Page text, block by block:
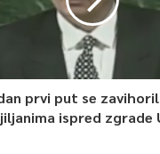
Article Rating
prvi put se
ispred zgrade